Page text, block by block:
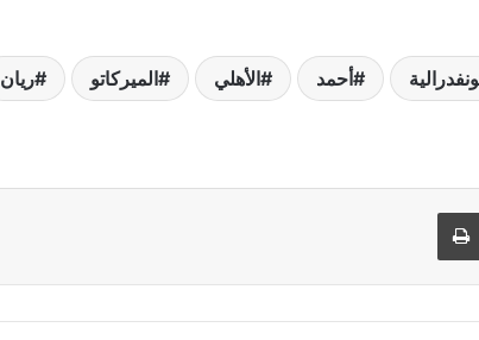
أحمد الأهلي الميركاتو ريان
البريد طباعة